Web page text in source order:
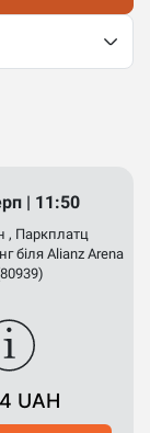
| 11:50
, Паркплатц
біля Alianz Arena
UAH